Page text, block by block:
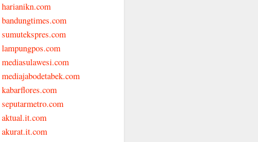
harianikn.com
bandungtimes.com
sumutekspres.com
lampungpos.com
mediasulawesi.com
mediajabodetabek.com
kabarflores.com
seputarmetro.com
aktual.it.com
akurat.it.com